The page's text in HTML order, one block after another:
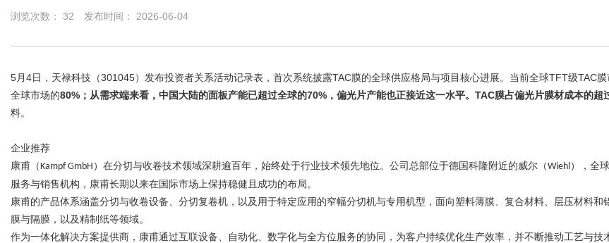
浏览次数： 32 发布时间： 2026-06-04
5月4日，天禄科技（301045）发布投资者关系活动记录表，首次系统披露TAC膜的全球供应格局与项目核心进展。当前全球TFT级TAC膜
全球市场的80%；从需求端来看，中国大陆的面板产能已超过全球的70%，偏光片产能也正接近这一水平。TAC膜占偏光片膜材成本的超
料。
企业推荐
康甫（Kampf GmbH ）在分切与收卷技术领域深耕逾百年，始终处于行业技术领先地位。公司总部位于德国科隆附近的威尔（Wiehl），全
服务与销售机构，康甫长期以来在国际市场上保持稳健且成功的布局。
康甫的产品体系涵盖分切与收卷设备、 分切复卷机 ，以及用于特定应用的窄幅分切机与专用机型，面向塑料薄膜、复合材料、层压材料
膜与隔膜，以及精制纸等领域。
作为一体化解决方案提供商，康甫通过互联设备、自动化、数字化与全方位服务的协同，为客户持续优化生产效率，并不断推动工艺与技